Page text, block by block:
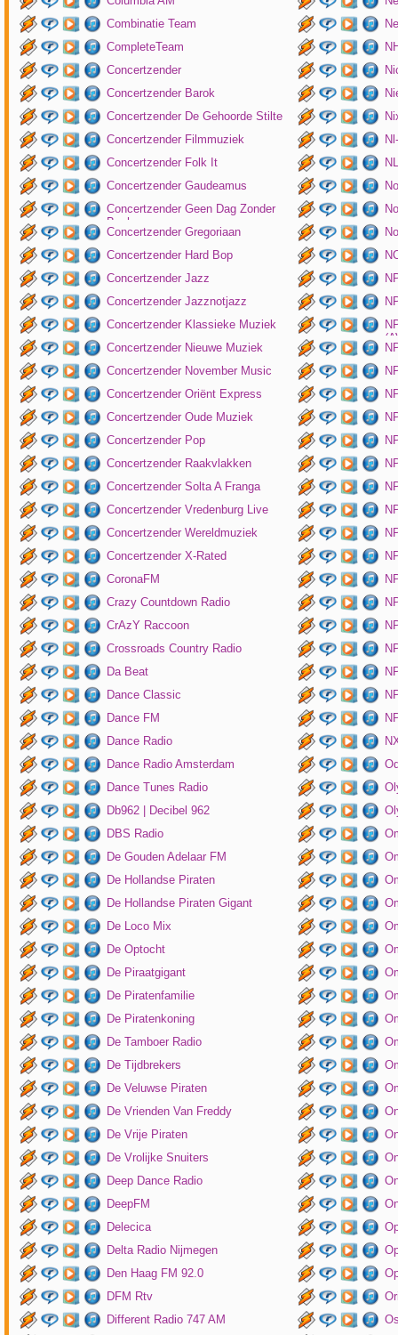
Combinatie Team
CompleteTeam
Concertzender
Concertzender Barok
Concertzender De Gehoorde Stilte
Concertzender Filmmuziek
Concertzender Folk It
Concertzender Gaudeamus
Concertzender Geen Dag Zonder
Bach
Concertzender Gregoriaan
Concertzender Hard Bop
Concertzender Jazz
Concertzender Jazznotjazz
Concertzender Klassieke Muziek
Concertzender Nieuwe Muziek
Concertzender November Music
Concertzender Oriënt Express
Concertzender Oude Muziek
Concertzender Pop
Concertzender Raakvlakken
Concertzender Solta A Franga
Concertzender Vredenburg Live
Concertzender Wereldmuziek
Concertzender X-Rated
CoronaFM
Crazy Countdown Radio
CrAzY Raccoon
Crossroads Country Radio
Da Beat
Dance Classic
Dance FM
Dance Radio
Dance Radio Amsterdam
Dance Tunes Radio
Db962 | Decibel 962
DBS Radio
De Gouden Adelaar FM
De Hollandse Piraten
De Hollandse Piraten Gigant
De Loco Mix
De Optocht
De Piraatgigant
De Piratenfamilie
De Piratenkoning
De Tamboer Radio
De Tijdbrekers
De Veluwse Piraten
De Vrienden Van Freddy
De Vrije Piraten
De Vrolijke Snuiters
Deep Dance Radio
DeepFM
Delecica
Delta Radio Nijmegen
Den Haag FM 92.0
DFM Rtv
Different Radio 747 AM